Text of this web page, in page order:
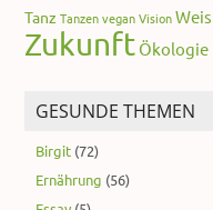
Tanz Tanzen vegan Vision
Zukunft Ökologie
GESUNDE THEMEN
Birgit (72)
Ernährung (56)